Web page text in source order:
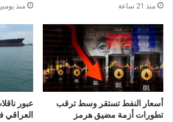
منذ 21 ساعة منذ
أسعار النفط تستقر وسط ترقب
تطورات أزمة مضيق هرمز
عبور